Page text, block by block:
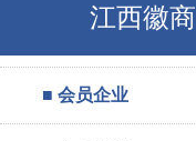
江西徽商
■ 会员企业